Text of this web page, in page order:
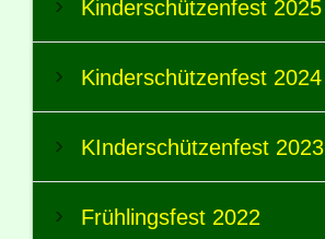
Kinderschützenfest 2025
Kinderschützenfest 2024
KInderschützenfest 2023
Frühlingsfest 2022